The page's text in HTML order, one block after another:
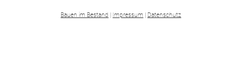
Bauen im Bestand | Impressum | Datenschutz